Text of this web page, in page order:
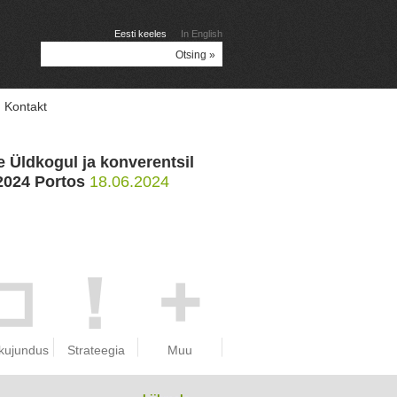
Eesti keeles In English
Kontakt
Üldkogul ja konverentsil
Portos 18.06.2024
Strateegia Muu